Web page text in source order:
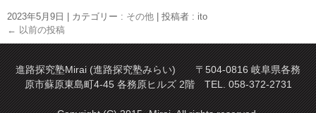
2023年5月9日 カテゴリー : その他
投稿者 : ito
← 以前の投稿
進路探究塾Mirai (進路探究塾みらい) 〒504-0816 岐阜県各務
原市蘇原東島町4-45 各務原ヒルズ 2階 TEL. 058-372-2731